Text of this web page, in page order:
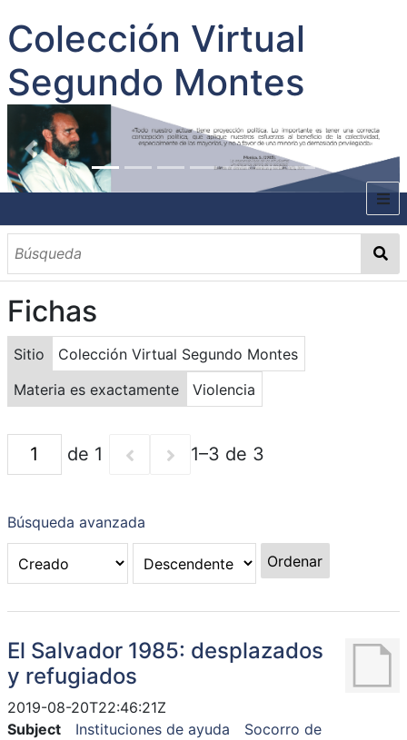
Colección Virtual
Segundo Montes
INICIO
SOBRE EL AUTOR
CONTENIDO
TODOS LOS DOCUMENTOS
CATEGORIAS
OBRAS SOBRE EL AUTOR P. SEGUNDO MONTES
MATERIAS
PALABRAS CLAVES
MULTIMEDIA
GALERÍA
Fichas
Sitio
Colección Virtual Segundo Montes
Materia es exactamente
Violencia
de 1 1–3 de 3
Búsqueda avanzada
Ordenar
El Salvador 1985: desplazados
y refugiados
2019-08-20T22:46:21Z
Subject
Instituciones de ayuda
Socorro de